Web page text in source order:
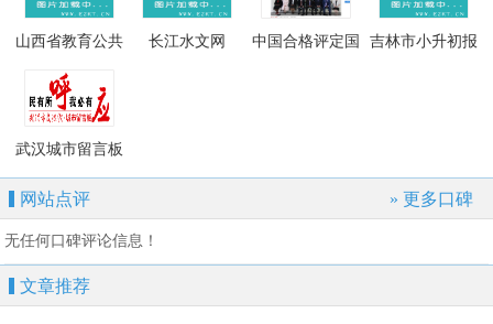
山西省教育公共
服务平台
长江水文网 中国合格评定国 吉林市小升初报
武汉城市留言板
网站点评 » 更多口碑
无任何口碑评论信息！
文章推荐